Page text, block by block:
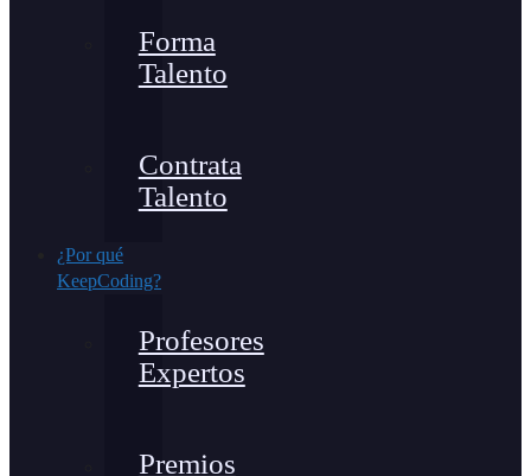
Forma
Talento
Contrata
Talento
¿Por qué
KeepCoding?
Profesores
Expertos
Premios